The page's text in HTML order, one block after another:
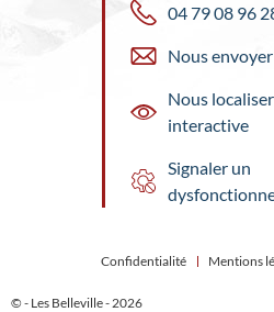
04 79 08 96
Nous
Nous
interactive
Signaler un
© - Les Belleville - 2026
Confidentialité Mentions